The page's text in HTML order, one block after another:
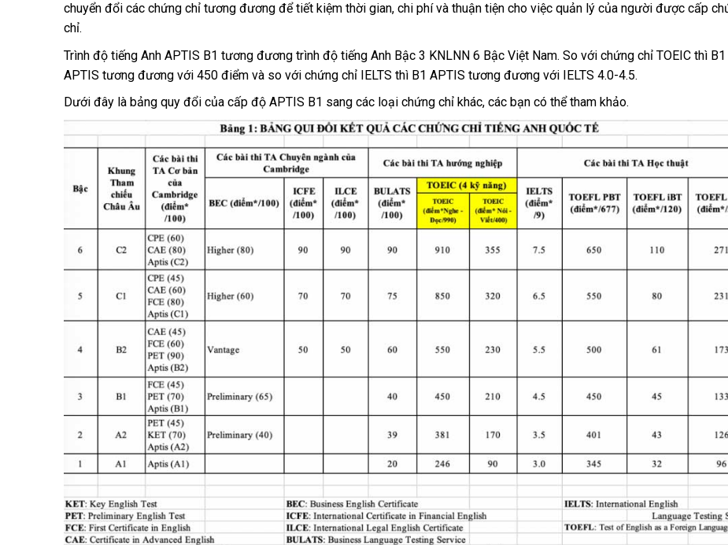
chuyển đổi các chứng chỉ tương đương để tiết kiệm thời gian, chi phí và thuận tiện cho việc quản lý của người được cấp
chỉ.
Trình độ tiếng Anh APTIS B1 tương đương trình độ tiếng Anh Bậc 3 KNLNN 6 Bậc Việt Nam. So với chứng chỉ TOEIC thì B1
APTIS tương đương với 450 điểm và so với chứng chỉ IELTS thì B1 APTIS tương đương với IELTS 4.0-4.5.
Dưới đây là bảng quy đổi của cấp độ APTIS B1 sang các loại chứng chỉ khác, các bạn có thể tham khảo.